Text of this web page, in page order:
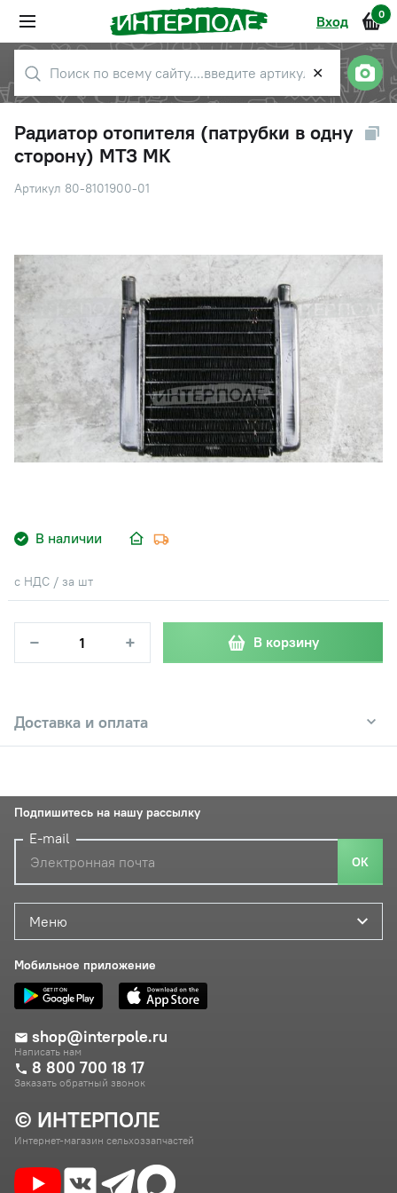
Вход 0
✕
Радиатор отопителя (патрубки в одну
сторону) МТЗ МК
Артикул 80-8101900-01
В наличии
с НДС / за шт
− + В корзину
Доставка и оплата
© ИНТЕРПОЛЕ
Интернет-магазин сельхоззапчастей
Меню
Мобильное приложение
shop@interpole.ru
Написать нам
8 800 700 18 17
Заказать обратный звонок
Подпишитесь на нашу рассылку
E-mail
ОК